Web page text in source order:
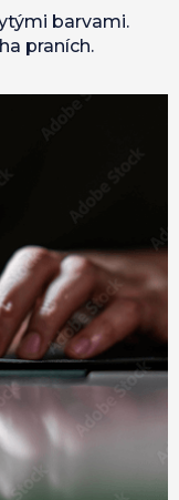
barvami.
praních.